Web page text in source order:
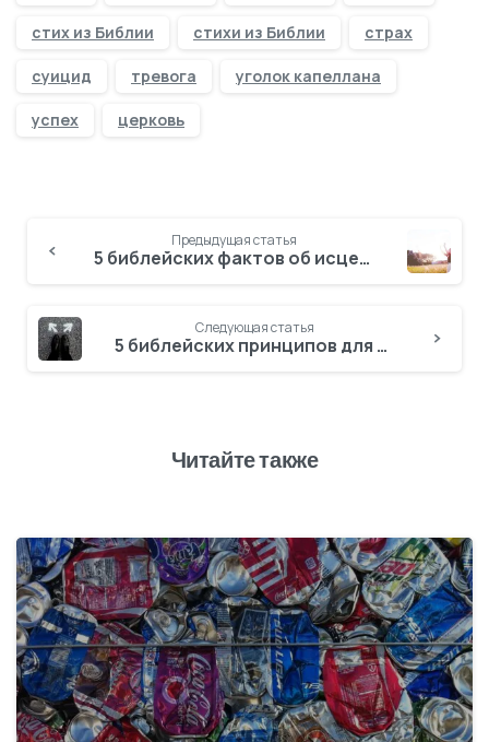
стих из Библии стихи из Библии страх
суицид тревога уголок капеллана
успех церковь
Предыдущая статья
5 библейских фактов об исцелении, которые стоит знать
Следующая статья
5 библейских принципов для принятия мудрых решений
Читайте также
12